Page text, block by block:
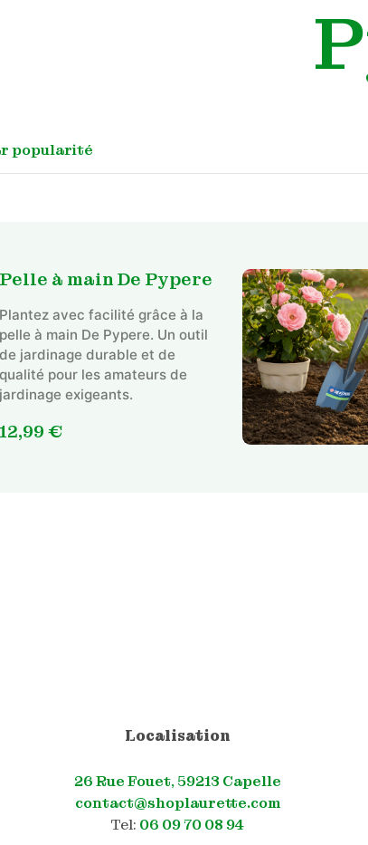
Pelle à main De Pypere
Plantez avec facilité grâce à la
pelle à main De Pypere. Un outil
de jardinage durable et de
qualité pour les amateurs de
jardinage exigeants.
12,99 €
Localisation
26 Rue Fouet, 59213 Capelle
contact@shoplaurette.com
Tel: 06 09 70 08 94